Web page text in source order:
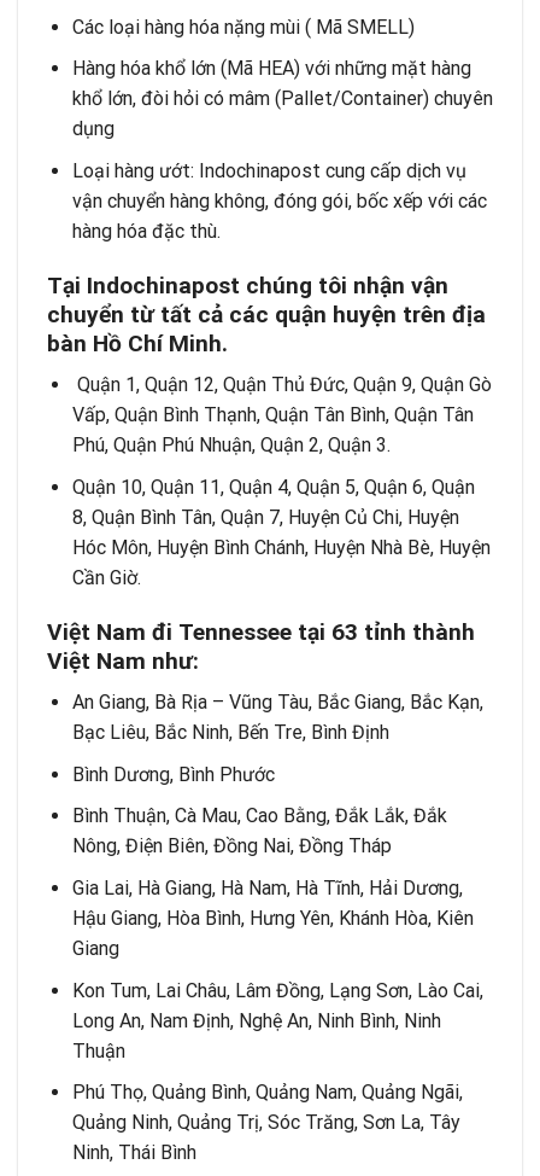
Các loại hàng hóa nặng mùi ( Mã SMELL)
Hàng hóa khổ lớn (Mã HEA) với những mặt hàng
khổ lớn, đòi hỏi có mâm (Pallet/Container) chuyên
dụng
Loại hàng ướt: Indochinapost cung cấp dịch vụ
vận chuyển hàng không, đóng gói, bốc xếp với các
hàng hóa đặc thù.
Tại Indochinapost chúng tôi nhận vận
chuyển từ tất cả các quận huyện trên địa
bàn Hồ Chí Minh.
Quận 1, Quận 12, Quận Thủ Đức, Quận 9, Quận Gò
Vấp, Quận Bình Thạnh, Quận Tân Bình, Quận Tân
Phú, Quận Phú Nhuận, Quận 2, Quận 3.
Quận 10, Quận 11, Quận 4, Quận 5, Quận 6, Quận
8, Quận Bình Tân, Quận 7, Huyện Củ Chi, Huyện
Hóc Môn, Huyện Bình Chánh, Huyện Nhà Bè, Huyện
Cần Giờ.
Việt Nam đi Tennessee tại 63 tỉnh thành
Việt Nam như:
An Giang, Bà Rịa – Vũng Tàu, Bắc Giang, Bắc Kạn,
Bạc Liêu, Bắc Ninh, Bến Tre, Bình Định
Bình Dương, Bình Phước
Bình Thuận, Cà Mau, Cao Bằng, Đắk Lắk, Đắk
Nông, Điện Biên, Đồng Nai, Đồng Tháp
Gia Lai, Hà Giang, Hà Nam, Hà Tĩnh, Hải Dương,
Hậu Giang, Hòa Bình, Hưng Yên, Khánh Hòa, Kiên
Giang
Kon Tum, Lai Châu, Lâm Đồng, Lạng Sơn, Lào Cai,
Long An, Nam Định, Nghệ An, Ninh Bình, Ninh
Thuận
Phú Thọ, Quảng Bình, Quảng Nam, Quảng Ngãi,
Quảng Ninh, Quảng Trị, Sóc Trăng, Sơn La, Tây
Ninh, Thái Bình